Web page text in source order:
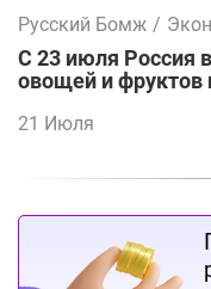
Русский Бомж /
С 23 июля Россия
овощей и фруктов
21 Июля